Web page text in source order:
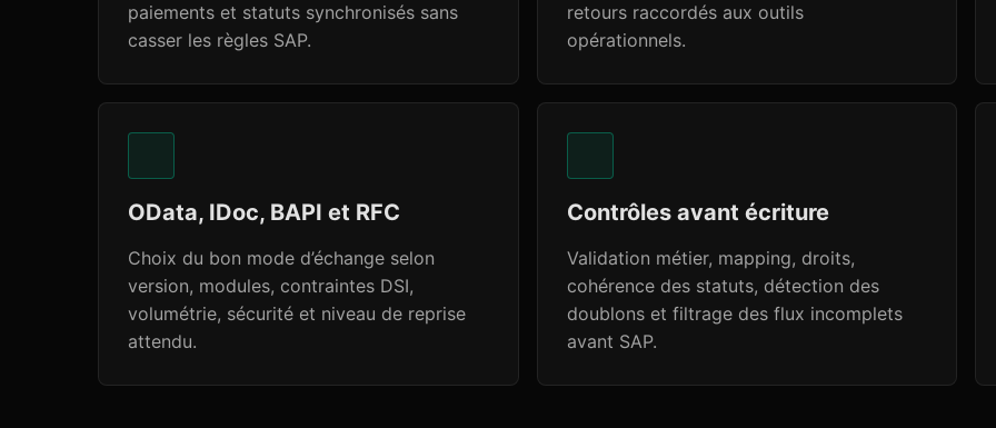
paiements et statuts synchronisés sans
casser les règles SAP.
retours raccordés aux outils
opérationnels.
OData, IDoc, BAPI et RFC
Choix du bon mode d’échange selon
version, modules, contraintes DSI,
volumétrie, sécurité et niveau de reprise
attendu.
Contrôles avant écriture
Validation métier, mapping, droits,
cohérence des statuts, détection des
doublons et filtrage des flux incomplets
avant SAP.